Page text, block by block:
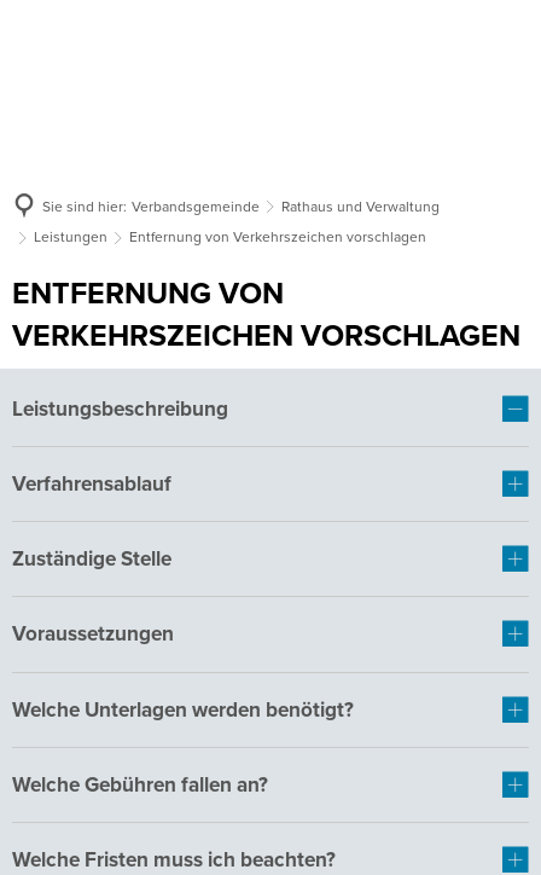
Sie sind hier: Verbandsgemeinde
Rathaus und Verwaltung
Leistungen
Entfernung von Verkehrszeichen vorschlagen
ENTFERNUNG VON
VERKEHRSZEICHEN VORSCHLAGEN
Leistungsbeschreibung
Verfahrensablauf
Zuständige Stelle
Voraussetzungen
Welche Unterlagen werden benötigt?
Welche Gebühren fallen an?
Welche Fristen muss ich beachten?